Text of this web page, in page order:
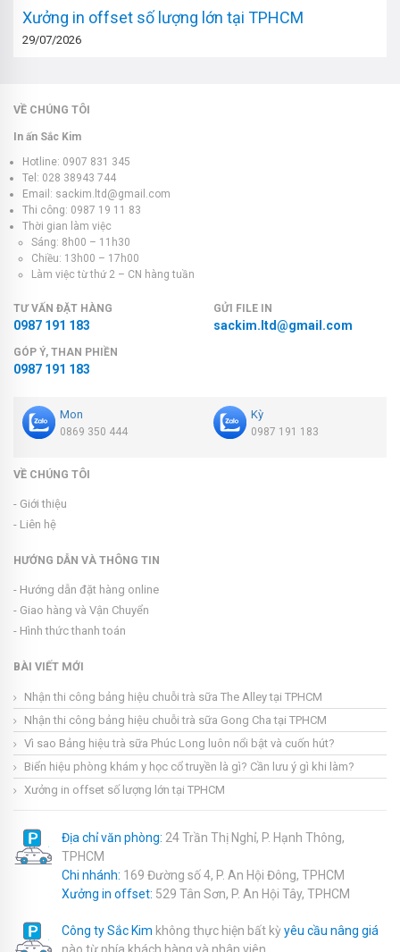
Xưởng in offset số lượng lớn tại TPHCM
29/07/2026
VỀ CHÚNG TÔI
In ấn Sắc Kim
Hotline: 0907 831 345
Tel: 028 38943 744
Email: sackim.ltd@gmail.com
Thi công: 0987 19 11 83
Thời gian làm việc
Sáng: 8h00 – 11h30
Chiều: 13h00 – 17h00
Làm việc từ thứ 2 – CN hàng tuần
TƯ VẤN ĐẶT HÀNG
0987 191 183
GỬI FILE IN
sackim.ltd@gmail.com
GÓP Ý, THAN PHIỀN
0987 191 183
Mon
0869 350 444
Kỳ
0987 191 183
VỀ CHÚNG TÔI
- Giới thiệu
- Liên hệ
HƯỚNG DẪN VÀ THÔNG TIN
- Hướng dẫn đặt hàng online
- Giao hàng và Vận Chuyển
- Hình thức thanh toán
BÀI VIẾT MỚI
Nhận thi công bảng hiệu chuỗi trà sữa The Alley tại TPHCM
Nhận thi công bảng hiệu chuỗi trà sữa Gong Cha tại TPHCM
Vì sao Bảng hiệu trà sữa Phúc Long luôn nổi bật và cuốn hút?
Biển hiệu phòng khám y học cổ truyền là gì? Cần lưu ý gì khi làm?
Xưởng in offset số lượng lớn tại TPHCM
Địa chỉ văn phòng: 24 Trần Thị Nghỉ, P. Hạnh Thông,
TPHCM
Chi nhánh: 169 Đường số 4, P. An Hội Đông, TPHCM
Xưởng in offset: 529 Tân Sơn, P. An Hội Tây, TPHCM
Công ty Sắc Kim không thực hiện bất kỳyêu cầu nâng giá